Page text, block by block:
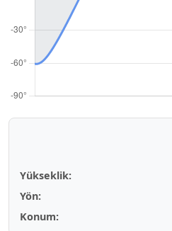
Yükseklik:
Yön:
Konum: